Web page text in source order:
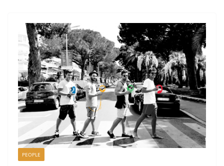
PEOPLE